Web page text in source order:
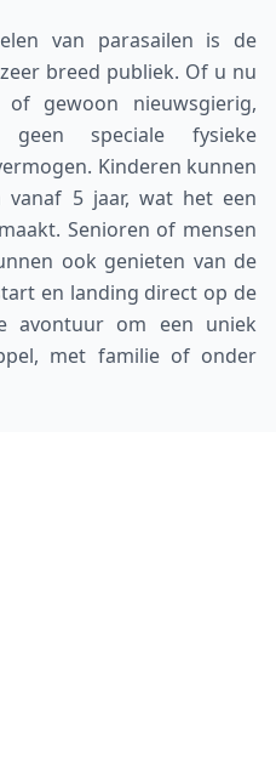
van parasailen is de
breed publiek. Of u nu
gewoon nieuwsgierig,
speciale fysieke
Kinderen kunnen
vanaf 5 jaar, wat het een
Senioren of mensen
ook genieten van de
en landing direct op de
avontuur om een uniek
met familie of onder